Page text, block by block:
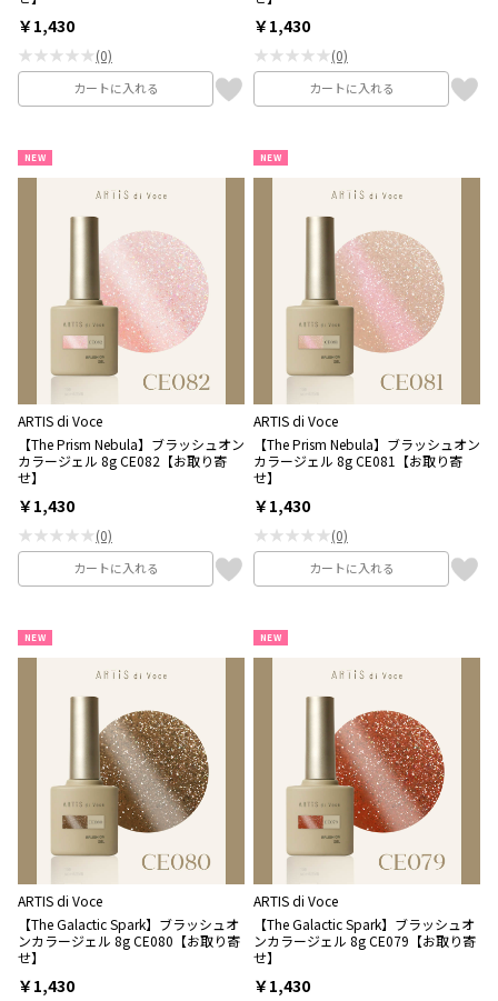
￥1,430
★★★★★(0)
カートに入れる
￥1,430
★★★★★(0)
カートに入れる
NEW
ARTIS di Voce
【The Prism Nebula】ブラッシュオン
カラージェル 8g CE082【お取り寄
せ】
￥1,430
★★★★★(0)
カートに入れる
NEW
ARTIS di Voce
【The Prism Nebula】ブラッシュオン
カラージェル 8g CE081【お取り寄
せ】
￥1,430
★★★★★(0)
カートに入れる
NEW
ARTIS di Voce
【The Galactic Spark】ブラッシュオ
ンカラージェル 8g CE080【お取り寄
せ】
￥1,430
NEW
ARTIS di Voce
【The Galactic Spark】ブラッシュオ
ンカラージェル 8g CE079【お取り寄
せ】
￥1,430